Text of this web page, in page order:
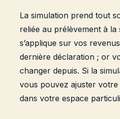
La simulation prend tout
reliée au prélèvement à
s’applique sur vos
dernière déclaration ; or
changer depuis. Si la
vous pouvez ajuster
dans votre espace